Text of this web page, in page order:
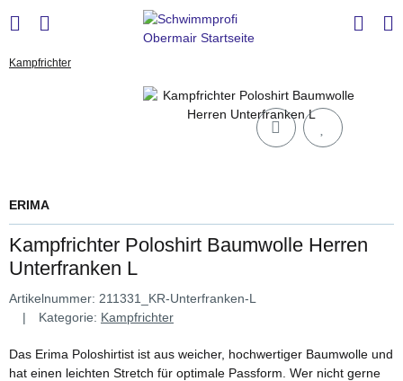
Kampfrichter
ERIMA
Kampfrichter Poloshirt Baumwolle Herren
Unterfranken L
Artikelnummer: 211331_KR-Unterfranken-L
Kategorie: Kampfrichter
Das Erima Poloshirtist ist aus weicher, hochwertiger Baumwolle und
hat einen leichten Stretch für optimale Passform. Wer nicht gerne